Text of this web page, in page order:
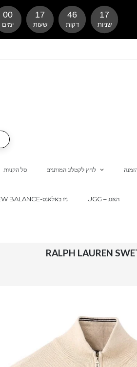
סל הקניות לחץ לקטלוג המותגים
NEW BALANCE-ניו באלאנס UGG – האגג
00
ימים
17
שעות
46
דקות
16
שניות